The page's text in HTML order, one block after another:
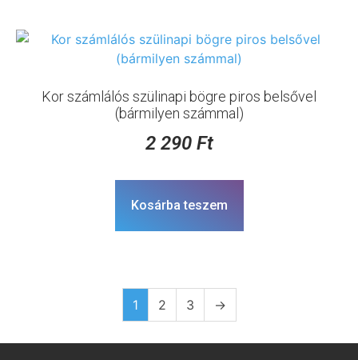
Kor számlálós szülinapi bögre piros belsővel
(bármilyen számmal)
2 290 Ft
Kosárba teszem
1 2 3 →